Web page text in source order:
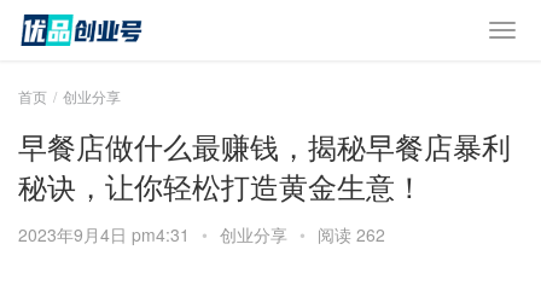
首页 创业分享
早餐店做什么最赚钱，揭秘早餐店暴利
秘诀，让你轻松打造黄金生意！
2023年9月4日 pm4:31 • 创业分享 • 阅读 262